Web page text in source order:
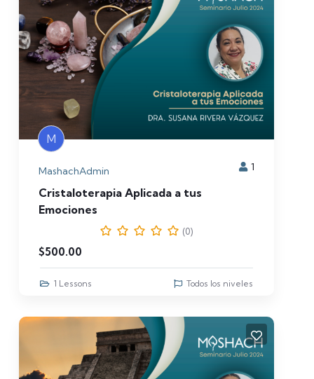
M
MashachAdmin 1
Cristaloterapia Aplicada a tus
Emociones
(0)
$500.00
1 Lessons Todos los niveles